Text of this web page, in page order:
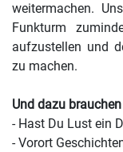
weitermachen.
Funkturm
aufzustellen und
zu machen.
Und dazu
- Hast Du Lust ein
- Vorort